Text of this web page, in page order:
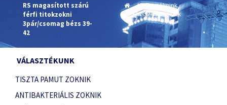
RS magasított szárú
férfi titokzokni
3pár/csomag bézs 39-
42
Termékeink
Klasszikus zoknik
VÁLASZTÉKUNK
TISZTA PAMUT ZOKNIK
ANTIBAKTERIÁLIS ZOKNIK